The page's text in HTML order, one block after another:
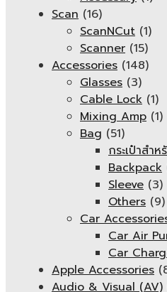
Scan (16)
ScanNCut (1)
Scanner (15)
Accessories (148)
Glasses (3)
Cable Lock (1)
Mixing Amp (1)
Bag (51)
กระเป๋าสำ
Backpack
Sleeve (3)
Others (9)
Car
Car Air
Car
Apple Accessories
Audio & Visual (AV)